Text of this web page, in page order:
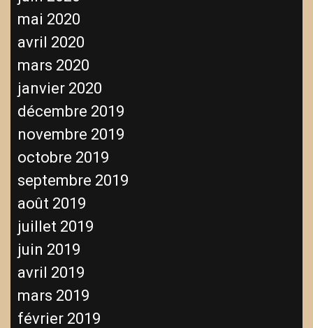
mai 2020
avril 2020
mars 2020
janvier 2020
décembre 2019
novembre 2019
octobre 2019
septembre 2019
août 2019
juillet 2019
juin 2019
avril 2019
mars 2019
février 2019